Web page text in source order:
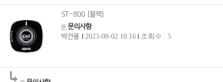
ST-800 [블랙]
문의사항
박건룡
2023-08-02 10:16 조회수 : 5